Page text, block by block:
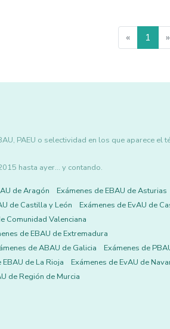
« 1 »
PAEU o selectividad en los que aparece el
hasta ayer... y contando.
de Aragón
Exámenes de EBAU de Asturias
de Castilla y León
Exámenes de EvAU de
Comunidad Valenciana
de EBAU de Extremadura
de ABAU de Galicia
Exámenes de
EBAU de La Rioja
Exámenes de EvAU de
de Región de Murcia